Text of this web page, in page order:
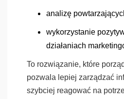
analizę
wykorzystanie
działaniach
To rozwiązanie, które
pozwala lepiej zarządzać
szybciej reagować na